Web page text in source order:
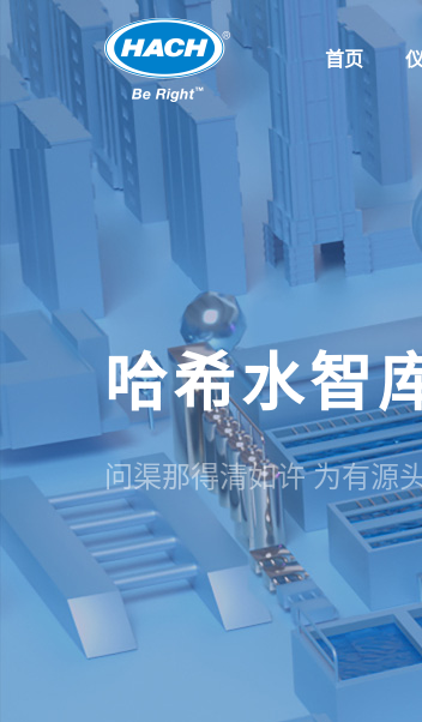
首页
哈希水智
问渠那得清如许 为有源